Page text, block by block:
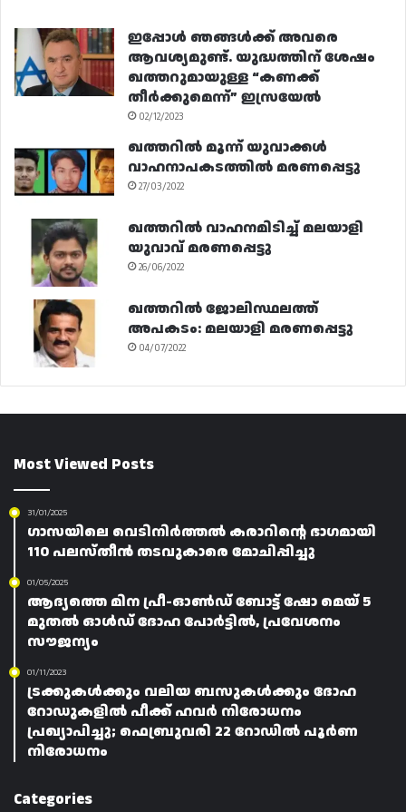
ഇപ്പോൾ ഞങ്ങൾക്ക് അവരെ
ആവശ്യമുണ്ട്. യുദ്ധത്തിന് ശേഷം
ഖത്തറുമായുള്ള “കണക്ക്
തീർക്കുമെന്ന്” ഇസ്രയേൽ
02/12/2023
ഖത്തറിൽ മൂന്ന് യുവാക്കൾ
വാഹനാപകടത്തിൽ മരണപ്പെട്ടു
27/03/2022
ഖത്തറിൽ വാഹനമിടിച്ച് മലയാളി
യുവാവ് മരണപ്പെട്ടു
26/06/2022
ഖത്തറിൽ ജോലിസ്ഥലത്ത്
അപകടം: മലയാളി മരണപ്പെട്ടു
04/07/2022
Most Viewed Posts
31/01/2025
ഗാസയിലെ വെടിനിർത്തൽ കരാറിന്റെ ഭാഗമായി
110 പലസ്‌തീൻ തടവുകാരെ മോചിപ്പിച്ചു
01/05/2025
ആദ്യത്തെ മിന പ്രീ-ഓൺഡ് ബോട്ട് ഷോ മെയ് 5
മുതൽ ഓൾഡ് ദോഹ പോർട്ടിൽ, പ്രവേശനം
സൗജന്യം
01/11/2023
ട്രക്കുകൾക്കും വലിയ ബസുകൾക്കും ദോഹ
റോഡുകളിൽ പീക്ക് ഹവർ നിരോധനം
പ്രഖ്യാപിച്ചു; ഫെബ്രുവരി 22 റോഡിൽ പൂർണ
നിരോധനം
Categories